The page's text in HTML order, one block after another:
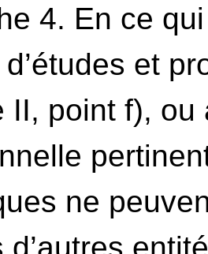
4. En ce
et
II, point f), ou
ne
d’autres